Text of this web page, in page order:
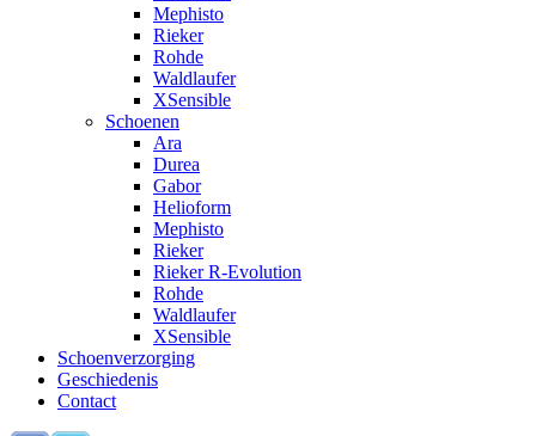
Mephisto
Rieker
Rohde
Waldlaufer
XSensible
Schoenen
Ara
Durea
Gabor
Helioform
Mephisto
Rieker
Rieker R-Evolution
Rohde
Waldlaufer
XSensible
Schoenverzorging
Geschiedenis
Contact